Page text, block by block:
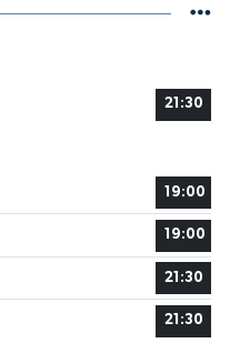
21:30
19:00
19:00
21:30
21:30